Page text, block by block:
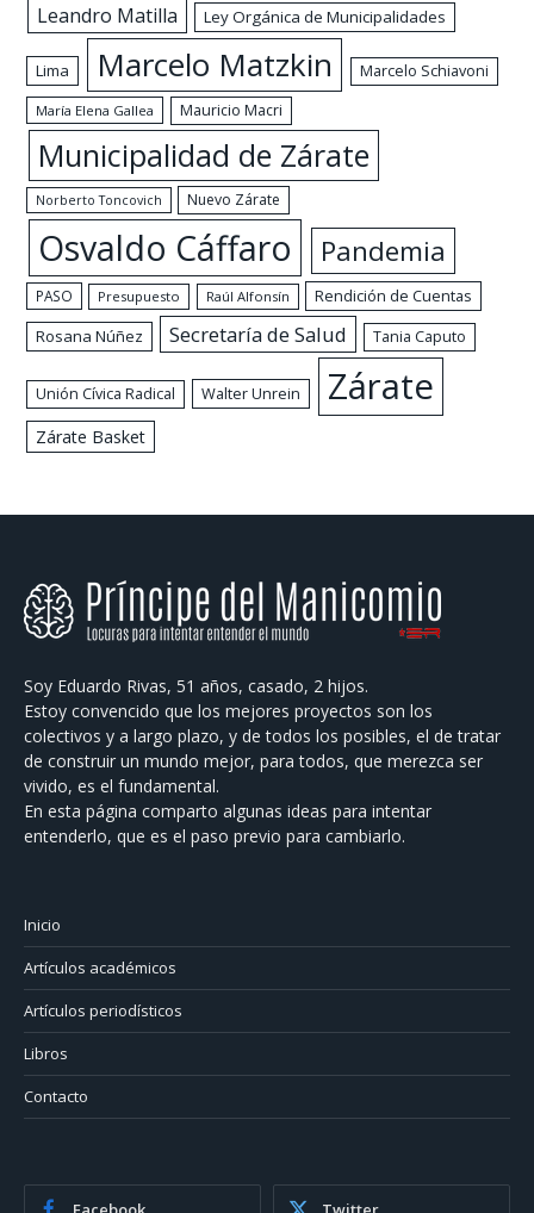
Leandro Matilla Ley Orgánica de Municipalidades
Lima Marcelo Matzkin Marcelo Schiavoni
María Elena Gallea Mauricio Macri
Municipalidad de Zárate
Norberto Toncovich Nuevo Zárate
Osvaldo Cáffaro Pandemia
PASO Presupuesto Raúl Alfonsín
Rendición de Cuentas
Rosana Núñez
Secretaría de Salud Tania Caputo
Unión Cívica Radical Walter Unrein Zárate
Zárate Basket
Soy Eduardo Rivas, 51 años, casado, 2 hijos.
Estoy convencido que los mejores proyectos son los
colectivos y a largo plazo, y de todos los posibles, el de tratar
de construir un mundo mejor, para todos, que merezca ser
vivido, es el fundamental.
En esta página comparto algunas ideas para intentar
entenderlo, que es el paso previo para cambiarlo.
Inicio
Artículos académicos
Artículos periodísticos
Libros
Contacto